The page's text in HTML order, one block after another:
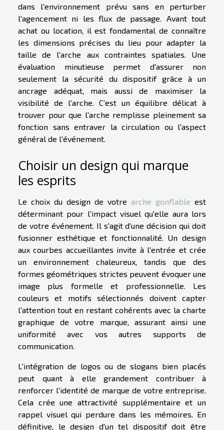
dans l'environnement prévu sans en perturber
l'agencement ni les flux de passage. Avant tout
achat ou location, il est fondamental de connaître
les dimensions précises du lieu pour adapter la
taille de l'arche aux contraintes spatiales. Une
évaluation minutieuse permet d'assurer non
seulement la sécurité du dispositif grâce à un
ancrage adéquat, mais aussi de maximiser la
visibilité de l'arche. C'est un équilibre délicat à
trouver pour que l'arche remplisse pleinement sa
fonction sans entraver la circulation ou l'aspect
général de l'événement.
Choisir un design qui marque
les esprits
Le choix du design de votre arche gonflable est
déterminant pour l'impact visuel qu'elle aura lors
de votre événement. Il s'agit d'une décision qui doit
fusionner esthétique et fonctionnalité. Un design
aux courbes accueillantes invite à l'entrée et crée
un environnement chaleureux, tandis que des
formes géométriques strictes peuvent évoquer une
image plus formelle et professionnelle. Les
couleurs et motifs sélectionnés doivent capter
l'attention tout en restant cohérents avec la charte
graphique de votre marque, assurant ainsi une
uniformité avec vos autres supports de
communication.
L'intégration de logos ou de slogans bien placés
peut quant à elle grandement contribuer à
renforcer l'identité de marque de votre entreprise.
Cela crée une attractivité supplémentaire et un
rappel visuel qui perdure dans les mémoires. En
définitive, le design d'un tel dispositif doit être